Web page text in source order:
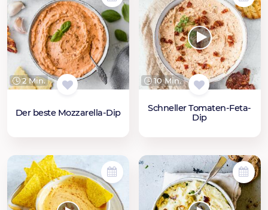
2 Min.
Der beste Mozzarella-Dip
10 Min.
Schneller Tomaten-Feta-
Dip